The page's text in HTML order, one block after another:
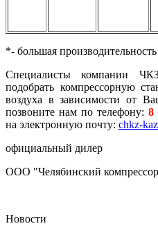
*- большая
Специалисты компании
подобрать компрессорную
воздуха в зависимости от
позвоните нам по телефону: 8
на электронную почту: chkz-
официальный дилер
ООО "Челябинский
Новости